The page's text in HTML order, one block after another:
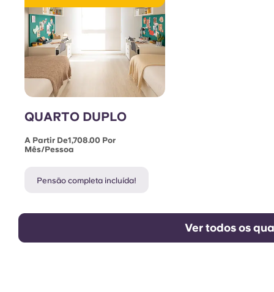
QUARTO DUPLO
A Partir De1,708.00 Por
Mês/pessoa
Pensão completa incluída!
Ver todos os